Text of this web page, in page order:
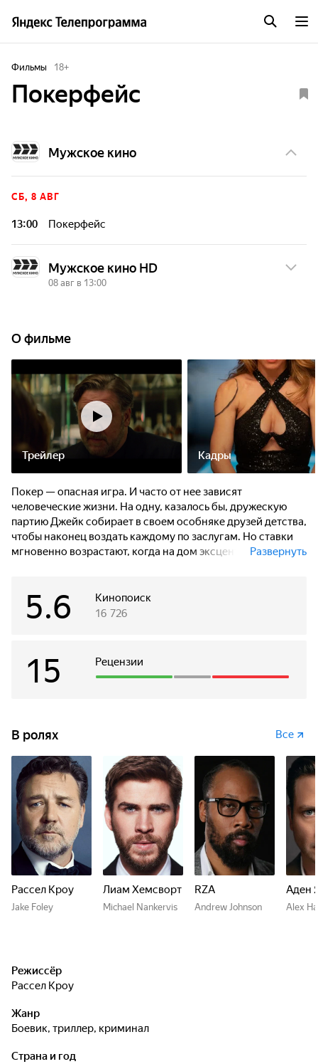
Фильмы 18+
Покерфейс
Мужское кино
СБ, 8 АВГ
13:00 Покерфейс
Мужское кино HD
08 авг в 13:00
13:00 Покерфейс
ПН, 10 АВГ
14:50 Покерфейс
ВТ, 11 АВГ
01:25 Покерфейс
ПТ, 14 АВГ
17:10 Покерфейс
05:00 Покерфейс
О фильме
Трейлер Кадры
Покер — опасная игра. И часто от нее зависят
человеческие жизни. На одну, казалось бы, дружескую
партию Джейк собирает в своем особняке друзей детства,
чтобы наконец воздать каждому по заслугам. Но ставки
мгновенно возрастают, когда на дом эксцентричного
Развернуть
Кинопоиск
5.6 16 726
Рецензии
15
В ролях Все
Рассел Кроу
Jake Foley
Лиам Хемсворт
Michael Nankervis
RZA
Andrew Johnson
Аден
Alex
Режиссёр
Рассел Кроу
Жанр
боевик, триллер, криминал
Страна и год